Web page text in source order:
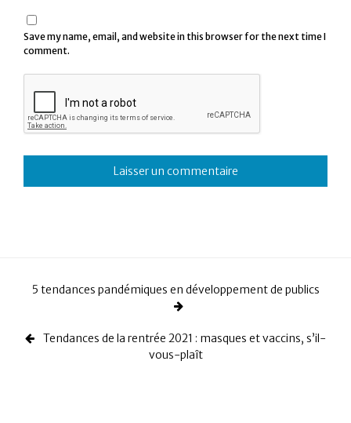
Save my name, email, and website in this browser for the next time I
comment.
5 tendances pandémiques en développement de publics
Tendances de la rentrée 2021 : masques et vaccins, s’il-
vous-plaît